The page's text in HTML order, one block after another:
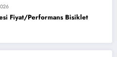
Fiyat/Performans Bisiklet